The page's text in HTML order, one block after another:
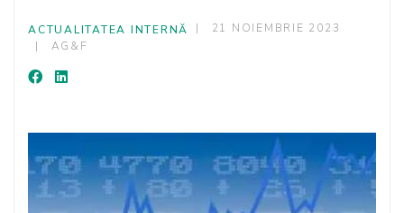
ACTUALITATEA INTERNĂ
21 NOIEMBRIE 2023
AG&F